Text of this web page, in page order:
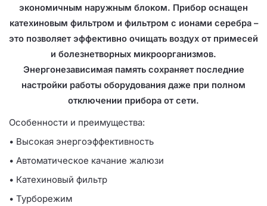
экономичным наружным блоком. Прибор оснащен
катехиновым фильтром и фильтром с ионами серебра –
это позволяет эффективно очищать воздух от примесей
и болезнетворных микроорганизмов.
Энергонезависимая память сохраняет последние
настройки работы оборудования даже при полном
отключении прибора от сети.
Особенности и преимущества:
• Высокая энергоэффективность
• Автоматическое качание жалюзи
• Катехиновый фильтр
• Турборежим